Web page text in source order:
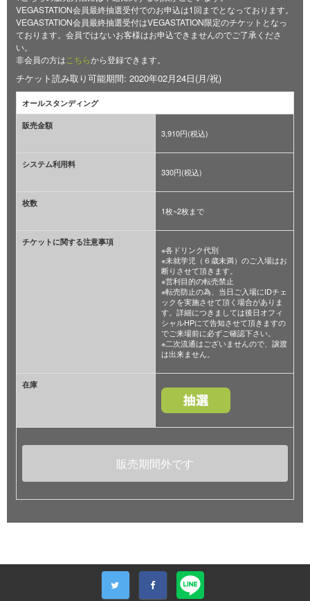
VEGASTATION会員最終抽選受付でのお申込は1回までとなっております。
VEGASTATION会員最終抽選受付はVEGASTATION限定のチケットとなっ
ております。会員ではないお客様はお申込できませんのでご了承くださ
い。
非会員の方は こちらから登録できます。
チケット読み取り可能期間: 2020年02月24日(月/祝)
オールスタンディング
販売金額
3,910円(税込)
システム利用料
330円(税込)
枚数
1枚~2枚まで
チケットに関する注意事項
※各ドリンク代別
※未就学児（６歳未満）のご入場はお
断りさせて頂きます。
※営利目的の転売禁止
※転売防止の為、当日ご入場にIDチェ
ックを実施させて頂く場合がありま
す。詳細につきましては後日オフィ
シャルHPにて告知させて頂きますの
でご来場前に必ずご確認下さい。
※二次流通はございませんので、譲渡
は出来ません。
在庫
販売期間外です